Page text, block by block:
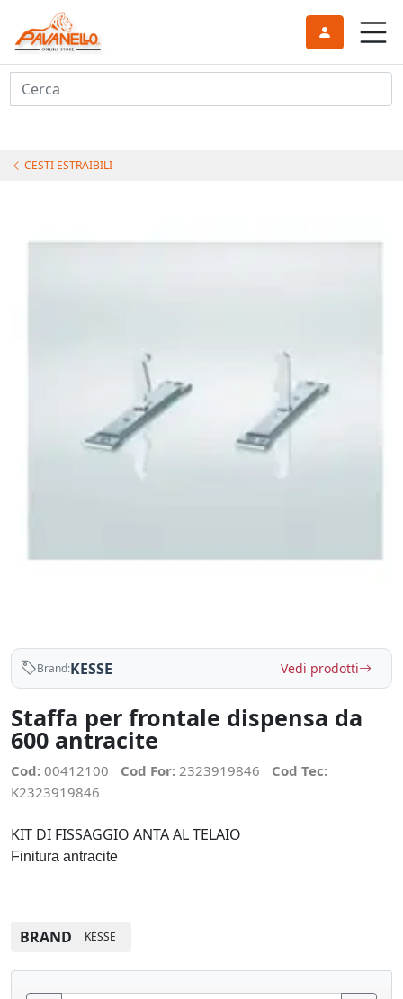
Cerca
CESTI ESTRAIBILI
Brand:KESSE Vedi prodotti
Staffa per frontale dispensa da
600 antracite
Cod: 00412100 Cod For: 2323919846
Cod Tec:
K2323919846
KIT DI FISSAGGIO ANTA AL TELAIO
Finitura antracite
BRAND KESSE